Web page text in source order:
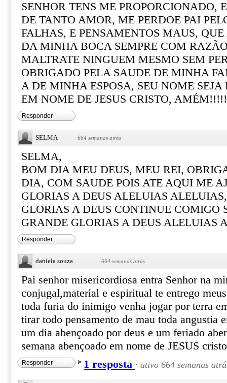
SENHOR TENS ME PROPORCIONADO,
DE TANTO AMOR, ME PERDOE PAI
FALHAS, E PENSAMENTOS MAUS,
DA MINHA BOCA SEMPRE COM
MALTRATE NINGUEM MESMO SEM
OBRIGADO PELA SAUDE DE MINHA
A DE MINHA ESPOSA, SEU NOME SEJA
EM NOME DE JESUS CRISTO,
Responder
SELMA · 664 semanas atrás
SELMA,
BOM DIA MEU DEUS, MEU REI,
DIA, COM SAUDE POIS ATE AQUI ME
GLORIAS A DEUS ALELUIAS
GLORIAS A DEUS CONTINUE COMIGO
GRANDE GLORIAS A DEUS ALELUIAS
Responder
daniela souza · 664 semanas atrás
Pai senhor misericordiosa entra Senhor na
conjugal,material e espiritual te entrego
toda furia do inimigo venha jogar por terra
tirar todo pensamento de mau toda angustia
um dia abençoado por deus e um feriado
semana abençoado em nome de JESUS
Responder 1 resposta · ativo 664 semanas